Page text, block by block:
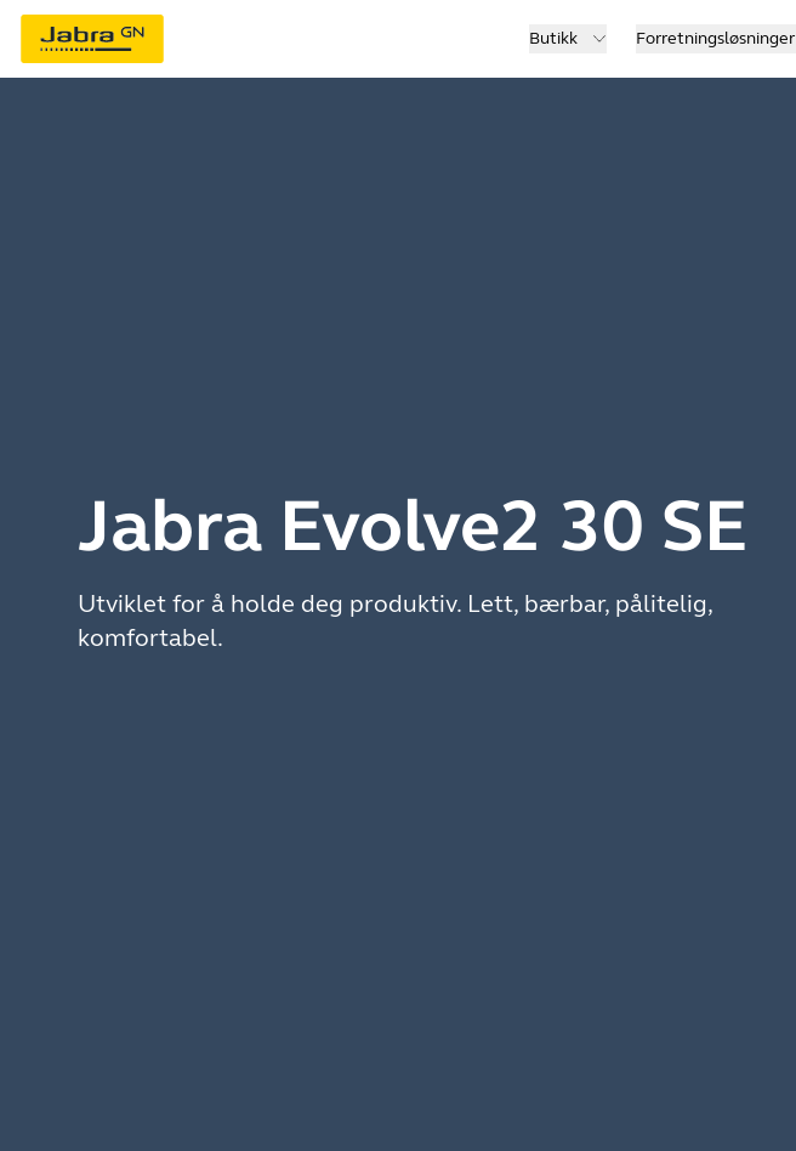
Butikk Forretningsløsninger
Jabra Evolve2 30 SE
Utviklet for å holde deg produktiv. Lett, bærbar, pålitelig,
komfortabel.